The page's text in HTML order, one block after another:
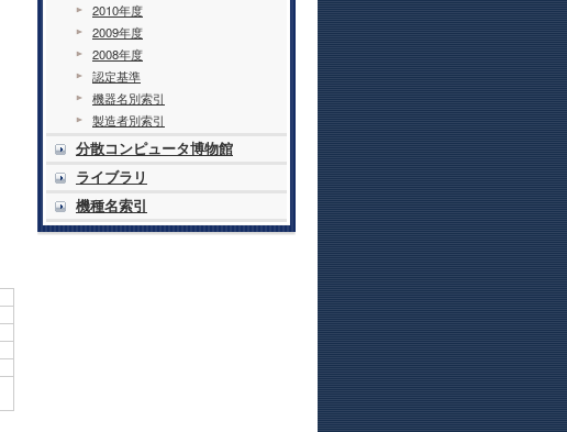
2010年度
2009年度
2008年度
認定基準
機器名別索引
製造者別索引
分散コンピュータ博物館
ライブラリ
機種名索引